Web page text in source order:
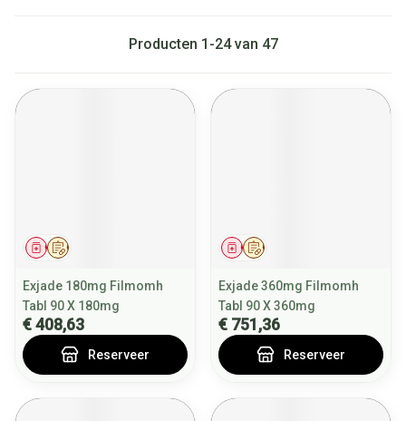
Producten 1 -24van 47
Op voorschrift
Geneesmiddel
Exjade 180mg Filmomh
Tabl 90 X 180mg
€ 408,63
Reserveer
Op voorschrift
Geneesmiddel
Exjade 360mg Filmomh
Tabl 90 X 360mg
€ 751,36
Reserveer